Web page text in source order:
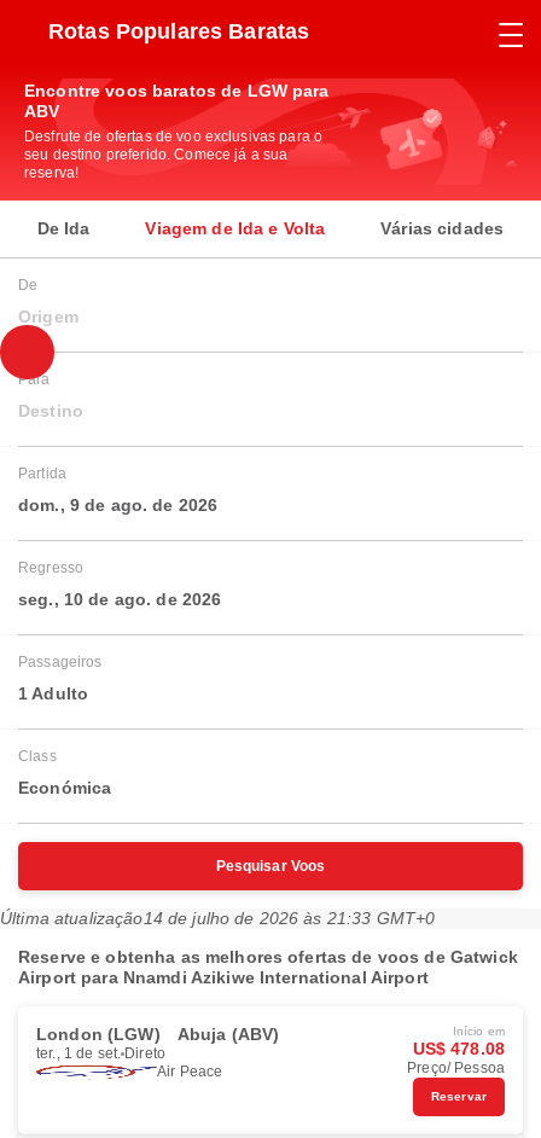
Rotas Populares Baratas
Encontre voos baratos de LGW para
ABV
Desfrute de ofertas de voo exclusivas para o
seu destino preferido. Comece já a sua
reserva!
De Ida Viagem de Ida e Volta Várias cidades
De
Origem
Para
Destino
Partida
dom., 9 de ago. de 2026
Regresso
seg., 10 de ago. de 2026
Passageiros
1 Adulto
Class
Económica
Pesquisar Voos
Última atualização14 de julho de 2026 às 21:33 GMT+0
Reserve e obtenha as melhores ofertas de voos de Gatwick
Airport para Nnamdi Azikiwe International Airport
London (LGW) Abuja (ABV)
ter., 1 de set. Direto
Air Peace
Início em
US$ 478.08
Preço/ Pessoa
Reservar